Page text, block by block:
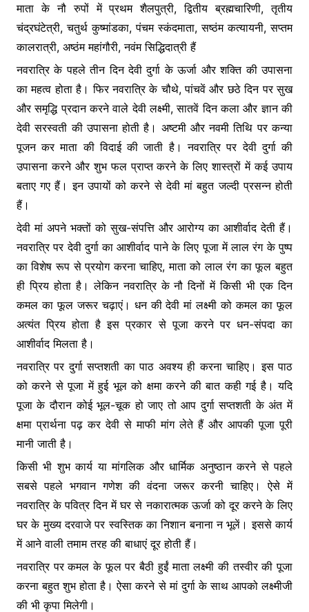
माता के नौ रुपों में प्रथम शैलपुत्री, द्वितीय ब्रह्मचारिणी, तृतीय
चंद्रघंटेत्री, चतुर्थ कुष्मांडका, पंचम स्कंदमाता, सष्ठंम कत्यायनी, सप्तम
कालरात्री, अष्ठंम महांगौरी, नवंम सिद्धिदात्री हैं
नवरात्रि के पहले तीन दिन देवी दुर्गा के ऊर्जा और शक्ति की उपासना
का महत्व होता है। फिर नवरात्रि के चौथे, पांचवें और छठे दिन पर सुख
और समृद्धि प्रदान करने वाले देवी लक्ष्मी, सातवें दिन कला और ज्ञान की
देवी सरस्वती की उपासना होती है। अष्टमी और नवमी तिथि पर कन्या
पूजन कर माता की विदाई की जाती है। नवरात्रि पर देवी दुर्गा की
उपासना करने और शुभ फल प्राप्त करने के लिए शास्त्रों में कई उपाय
बताए गए हैं। इन उपायों को करने से देवी मां बहुत जल्दी प्रसन्न होती
हैं।
देवी मां अपने भक्तों को सुख-संपत्ति और आरोग्य का आशीर्वाद देती हैं।
नवरात्रि पर देवी दुर्गा का आशीर्वाद पाने के लिए पूजा में लाल रंग के पुष्प
का विशेष रूप से प्रयोग करना चाहिए, माता को लाल रंग का फूल बहुत
ही प्रिय होता है। लेकिन नवरात्रि के नौ दिनों में किसी भी एक दिन
कमल का फूल जरूर चढ़ाएं। धन की देवी मां लक्ष्मी को कमल का फूल
अत्यंत प्रिय होता है इस प्रकार से पूजा करने पर धन-संपदा का
आशीर्वाद मिलता है।
नवरात्रि पर दुर्गा सप्तशती का पाठ अवश्य ही करना चाहिए। इस पाठ
को करने से पूजा में हुई भूल को क्षमा करने की बात कही गई है। यदि
पूजा के दौरान कोई भूल-चूक हो जाए तो आप दुर्गा सप्तशती के अंत में
क्षमा प्रार्थना पढ़ कर देवी से माफी मांग लेते हैं और आपकी पूजा पूरी
मानी जाती है।
किसी भी शुभ कार्य या मांगलिक और धार्मिक अनुष्ठान करने से पहले
सबसे पहले भगवान गणेश की वंदना जरूर करनी चाहिए। ऐसे में
नवरात्रि के पवित्र दिन में घर से नकारात्मक ऊर्जा को दूर करने के लिए
घर के मुख्य दरवाजे पर स्वस्तिक का निशान बनाना न भूलें। इससे कार्य
में आने वाली तमाम तरह की बाधाएं दूर होती हैं।
नवरात्रि पर कमल के फूल पर बैठी हुईं माता लक्ष्मी की तस्वीर की पूजा
करना बहुत शुभ होता है। ऐसा करने से मां दुर्गा के साथ आपको लक्ष्मीजी
की भी कृपा मिलेगी।